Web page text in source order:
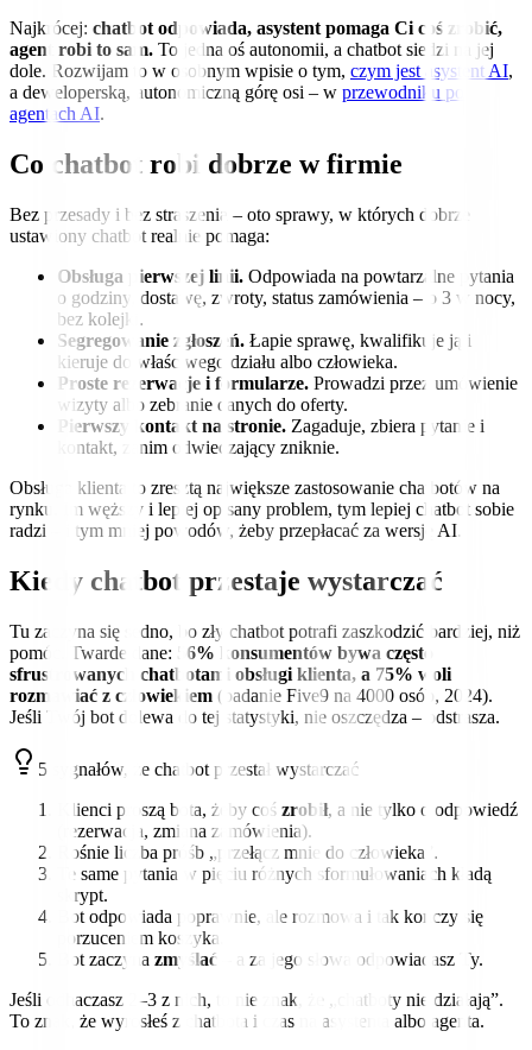
Najkrócej: chatbot odpowiada, asystent pomaga Ci coś zrobić,
agent robi to sam. To jedna oś autonomii, a chatbot siedzi na jej
dole. Rozwijam to w osobnym wpisie o tym, czym jest asystent AI,
a deweloperską, autonomiczną górę osi – w przewodniku po
agentach AI.
Co chatbot robi dobrze w firmie
Bez przesady i bez straszenia – oto sprawy, w których dobrze
ustawiony chatbot realnie pomaga:
Obsługa pierwszej linii. Odpowiada na powtarzalne pytania
o godziny, dostawę, zwroty, status zamówienia – o 3 w nocy,
bez kolejki.
Segregowanie zgłoszeń. Łapie sprawę, kwalifikuje ją i
kieruje do właściwego działu albo człowieka.
Proste rezerwacje i formularze. Prowadzi przez umówienie
wizyty albo zebranie danych do oferty.
Pierwszy kontakt na stronie. Zagaduje, zbiera pytanie i
kontakt, zanim odwiedzający zniknie.
Obsługa klienta to zresztą największe zastosowanie chatbotów na
rynku. Im węższy i lepiej opisany problem, tym lepiej chatbot sobie
radzi – i tym mniej powodów, żeby przepłacać za wersję AI.
Kiedy chatbot przestaje wystarczać
Tu zaczyna się sedno, bo zły chatbot potrafi zaszkodzić bardziej, niż
pomóc. Twarde dane:
56% konsumentów bywa często
sfrustrowanych chatbotami obsługi klienta, a 75% woli
rozmawiać z człowiekiem (badanie Five9 na 4000 osób, 2024).
Jeśli Twój bot dolewa do tej statystyki, nie oszczędza – odstrasza.
5 sygnałów, że chatbot przestał wystarczać
Klienci proszą bota, żeby coś zrobił, a nie tylko o odpowiedź
(rezerwacja, zmiana zamówienia).
Rośnie liczba próśb „przełącz mnie do człowieka”.
Te same pytania w pięciu różnych sformułowaniach kładą
skrypt.
Bot odpowiada poprawnie, ale rozmowa i tak kończy się
porzuceniem koszyka.
Bot zaczyna zmyślać – a za jego słowa odpowiadasz Ty.
Jeśli odhaczasz 2–3 z nich, to nie znak, że „chatboty nie działają”.
To znak, że wyrosłeś z chatbota i czas na asystenta albo agenta.